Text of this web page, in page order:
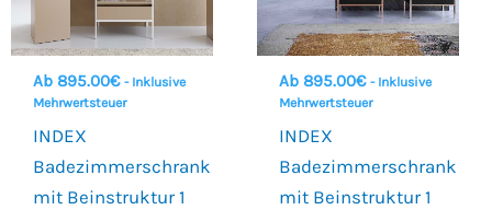
Ab 895.00€ - Inklusive
Mehrwertsteuer
INDEX
Badezimmerschrank
mit Beinstruktur 1
Ab 895.00€ - Inklusive
Mehrwertsteuer
INDEX
Badezimmerschrank
mit Beinstruktur 1